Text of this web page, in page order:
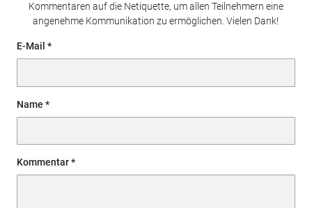
Kommentaren auf die Netiquette, um allen Teilnehmern eine
angenehme Kommunikation zu ermöglichen. Vielen Dank!
E-Mail
Name
Kommentar